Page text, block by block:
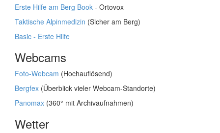
Erste Hilfe am Berg Book - Ortovox
Taktische Alpinmedizin (Sicher am Berg)
Basic - Erste Hilfe
Webcams
Foto-Webcam (Hochauflösend)
Bergfex (Überblick vieler Webcam-Standorte)
Panomax (360° mit Archivaufnahmen)
Wetter